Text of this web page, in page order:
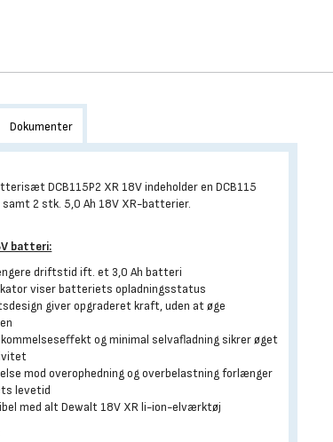
Dokumenter
DCB115P2 XR 18V indeholder en DCB115
2 stk. 5,0 Ah 18V XR-batterier.
batteri:
driftstid ift. et 3,0 Ah batteri
viser batteriets opladningsstatus
giver opgraderet kraft, uden at øge
og minimal selvafladning sikrer øget
mod overophedning og overbelastning forlænger
levetid
med alt Dewalt 18V XR li-ion-elværktøj